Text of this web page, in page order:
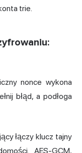
trie.
nonce wykona
błąd, a podłoga
łączy klucz tajny
AES-GCM,